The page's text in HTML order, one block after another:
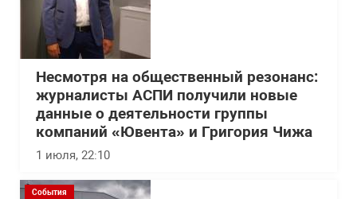
Несмотря на общественный резонанс:
журналисты АСПИ получили новые
данные о деятельности группы
компаний «Ювента» и Григория Чижа
1 июля, 22:10
События